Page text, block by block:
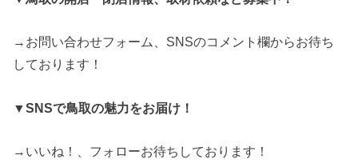
→お問い合わせフォーム、SNSのコメント欄からお待ち
しております！
▼SNSで鳥取の魅力をお届け！
→いいね！、フォローお待ちしております！